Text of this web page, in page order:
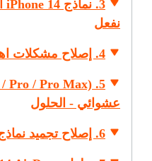
نفعل
4. إصلاح مشكلات اهتزاز الكاميرا طرازات iPhone 14
عشوائي - الحلول
6. إصلاح تجميد نماذج iPhone 14 Pro بعد نقل البيانات